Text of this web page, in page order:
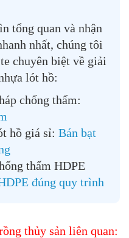
tổng quan và nhận
nhất, chúng tôi
chuyên biệt về giải
lót hồ:
chống thấm:
hồ giá sỉ: Bán bạt
thấm HDPE
đúng quy trình
thủy sản liên quan: